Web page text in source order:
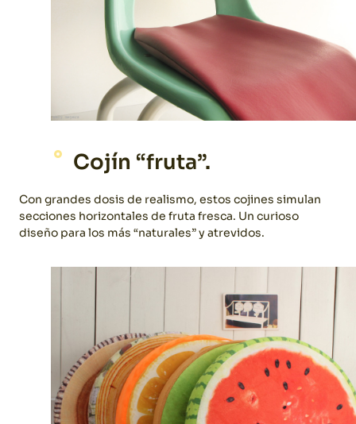
Cojín “fruta”.
Con grandes dosis de realismo, estos cojines simulan
secciones horizontales de fruta fresca. Un curioso
diseño para los más “naturales” y atrevidos.